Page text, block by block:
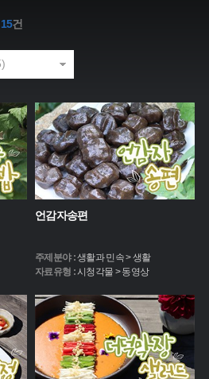
15건
언감자송편
주제분야 :생활과 민속 > 생활
자료유형 :시청각물 > 동영상